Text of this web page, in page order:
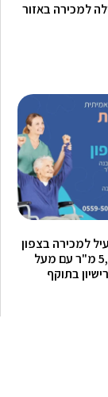
למכירה באזור
למכירה בצפון
– מבנה 5,000 מ"ר עם מעל